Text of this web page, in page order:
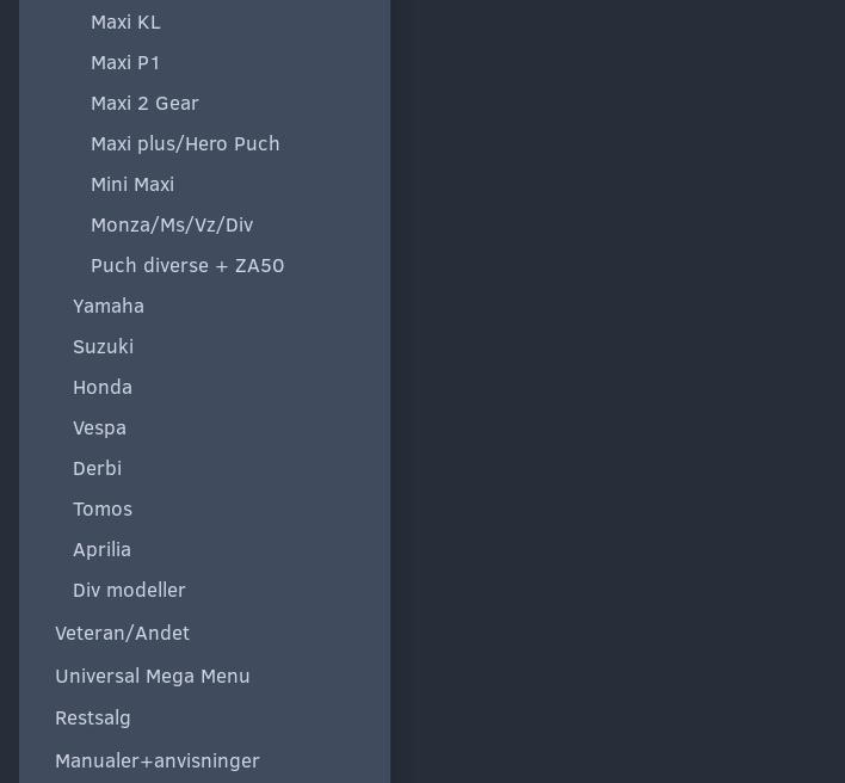
Maxi KL
Maxi P1
Maxi 2 Gear
Maxi plus/Hero Puch
Mini Maxi
Monza/Ms/Vz/Div
Puch diverse + ZA50
Yamaha
Suzuki
Honda
Vespa
Derbi
Tomos
Aprilia
Div modeller
Veteran/Andet
Universal Mega Menu
Restsalg
Manualer+anvisninger